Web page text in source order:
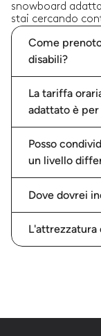
snowboard
stai cercando
Come
disabili?
La tariffa
adattato è per
Posso
un livello
Dove dovrei
L'attrezzatura